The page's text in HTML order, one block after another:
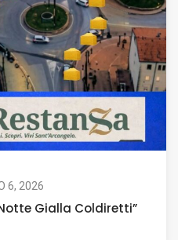
6, 2026
Gialla Coldiretti”